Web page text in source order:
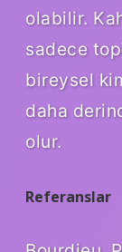
olabilir.
sadece
bireysel
daha
olur.
Referanslar